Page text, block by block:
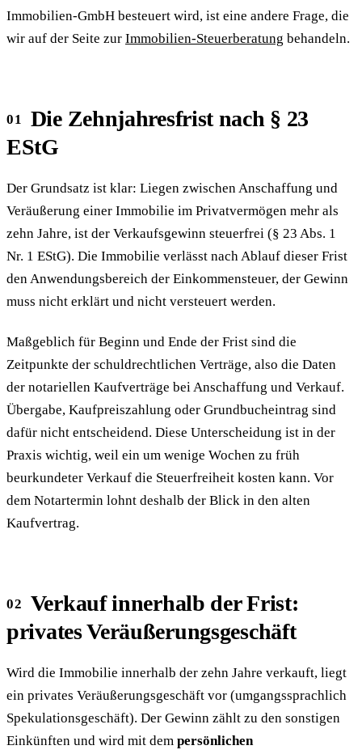
Immobilien-GmbH besteuert wird, ist eine andere Frage, die
wir auf der Seite zur Immobilien-Steuerberatung behandeln.
Die Zehnjahresfrist nach § 23
EStG
Der Grundsatz ist klar: Liegen zwischen Anschaffung und
Veräußerung einer Immobilie im Privatvermögen mehr als
zehn Jahre, ist der Verkaufsgewinn steuerfrei (§ 23 Abs. 1
Nr. 1 EStG). Die Immobilie verlässt nach Ablauf dieser Frist
den Anwendungsbereich der Einkommensteuer, der Gewinn
muss nicht erklärt und nicht versteuert werden.
Maßgeblich für Beginn und Ende der Frist sind die
Zeitpunkte der schuldrechtlichen Verträge, also die Daten
der notariellen Kaufverträge bei Anschaffung und Verkauf.
Übergabe, Kaufpreiszahlung oder Grundbucheintrag sind
dafür nicht entscheidend. Diese Unterscheidung ist in der
Praxis wichtig, weil ein um wenige Wochen zu früh
beurkundeter Verkauf die Steuerfreiheit kosten kann. Vor
dem Notartermin lohnt deshalb der Blick in den alten
Kaufvertrag.
Verkauf innerhalb der Frist:
privates Veräußerungsgeschäft
Wird die Immobilie innerhalb der zehn Jahre verkauft, liegt
ein privates Veräußerungsgeschäft vor (umgangssprachlich
Spekulationsgeschäft). Der Gewinn zählt zu den sonstigen
Einkünften und wird mit dem persönlichen